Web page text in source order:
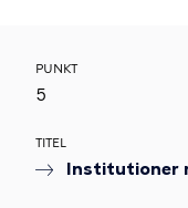
PUNKT
5
TITEL
Institutioner